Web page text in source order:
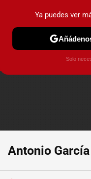
PRUEBAS COCHES
Antonio García
Ya puedes ver
Solo